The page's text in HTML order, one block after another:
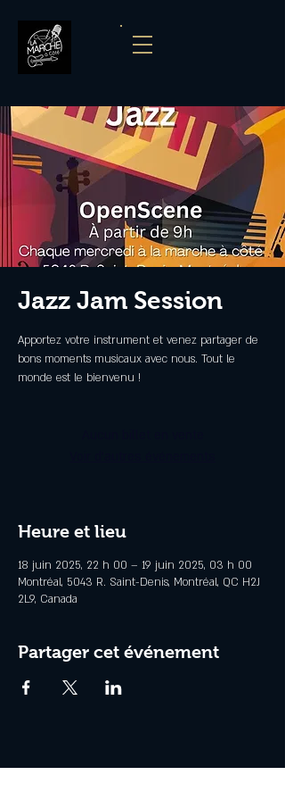
Jazz Jam Session
Apportez votre instrument et venez partager de
bons moments musicaux avec nous. Tout le
monde est le bienvenu !
Heure et lieu
18 juin 2025, 22 h 00 – 19 juin 2025, 03 h 00
Montréal, 5043 R. Saint-Denis, Montréal, QC H2J
2L9, Canada
Partager cet événement